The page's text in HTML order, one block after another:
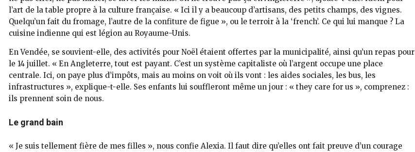
l’art de la table propre à la culture française. « Ici il y a beaucoup d’artisans, des petits champs, des vignes.
Quelqu’un fait du fromage, l’autre de la confiture de figue », ou le terroir à la ‘french’. Ce qui lui manque ? La
cuisine indienne qui est légion au Royaume-Unis.
En Vendée, se souvient-elle, des activités pour Noël étaient offertes par la municipalité, ainsi qu’un repas pour
le 14 juillet. « En Angleterre, tout est payant. C’est un système capitaliste où l’argent occupe une place
centrale. Ici, on paye plus d’impôts, mais au moins on voit où ils vont : les aides sociales, les bus, les
infrastructures », explique-t-elle. Ses enfants lui souffleront même un jour : « they care for us », comprenez :
ils prennent soin de nous.
Le grand bain
« Je suis tellement fière de mes filles », nous confie Alexia. Il faut dire qu’elles ont fait preuve d’un courage